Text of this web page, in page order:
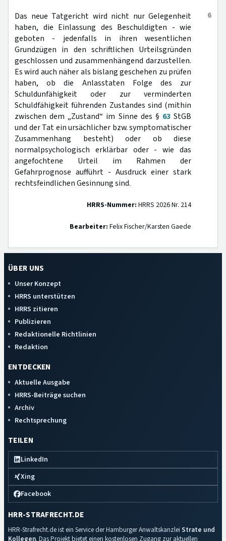
6
Das neue Tatgericht wird nicht nur Gelegenheit
haben, die Einlassung des Beschuldigten - wie
geboten - jedenfalls in ihren wesentlichen
Grundzügen in den schriftlichen Urteilsgründen
geschlossen und zusammenhängend darzustellen.
Es wird auch näher als bislang geschehen zu prüfen
haben, ob die Anlasstaten Folge des zur
Schuldunfähigkeit oder zur verminderten
Schuldfähigkeit führenden Zustandes sind (mithin
zwischen dem „Zustand“ im Sinne des § 63StGB
und der Tat ein ursächlicher bzw. symptomatischer
Zusammenhang besteht) oder ob diese
normalpsychologisch erklärbar oder - wie das
angefochtene Urteil im Rahmen der
Gefahrprognose aufführt - Ausdruck einer stark
rechtsfeindlichen Gesinnung sind.
HRRS-Nummer: HRRS 2026 Nr. 214
Bearbeiter: Felix Fischer/Karsten Gaede
ÜBER UNS
Unser Konzept
HRRS unterstützen
HRRS zitieren
Publizieren
Redaktionelle Richtlinien
Redaktion
ENTDECKEN
Aktuelle Ausgabe
HRRS-Beiträge suchen
Archiv
Rechtsprechung
TEILEN
LinkedIn
Xing
Facebook
HRR-STRAFRECHT.DE
HRR-Strafrecht.de ist ein Service der Hamburger Anwaltskanzlei Strate und
Kollegen. Das Projekt bietet einen kostenlosen Zugang zur aktuellen